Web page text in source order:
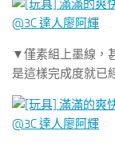
▼僅素組上墨線，
是這樣完成度就已